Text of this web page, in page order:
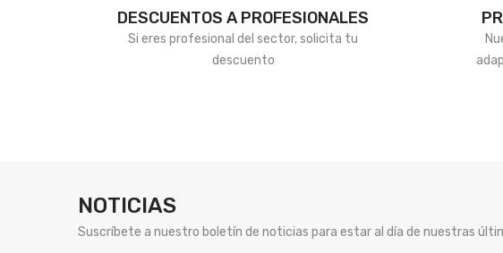
DESCUENTOS A PROFESIONALES
Si eres profesional del sector, solicita tu
descuento
NOTICIAS
Suscríbete a nuestro boletín de noticias para estar al día de nuestras